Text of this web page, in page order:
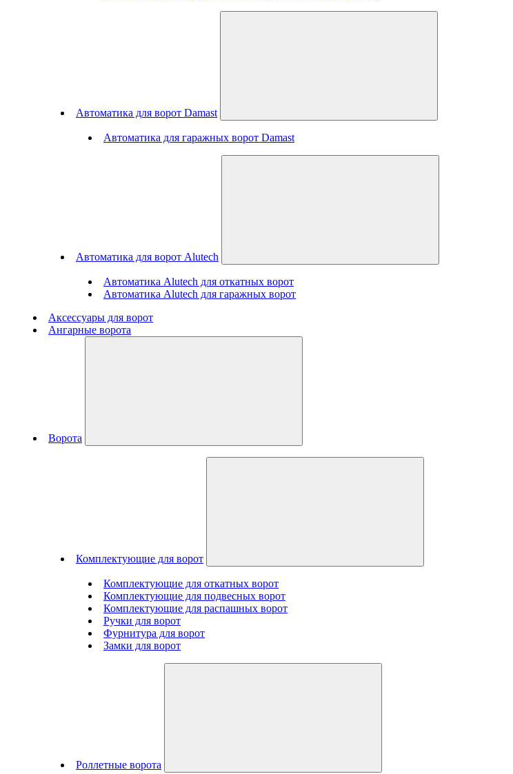
Автоматика для ворот Damast
Автоматика для гаражных ворот Damast
Автоматика для ворот Alutech
Автоматика Alutech для откатных ворот
Автоматика Alutech для гаражных ворот
Аксессуары для ворот
Ангарные ворота
Ворота
Комплектующие для ворот
Комплектующие для откатных ворот
Комплектующие для подвесных ворот
Комплектующие для распашных ворот
Ручки для ворот
Фурнитура для ворот
Замки для ворот
Роллетные ворота